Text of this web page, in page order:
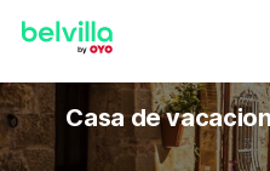
Casa de